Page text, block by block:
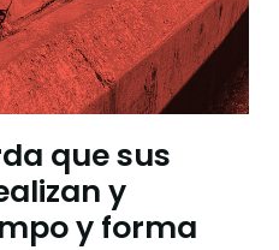
que sus
y
y forma